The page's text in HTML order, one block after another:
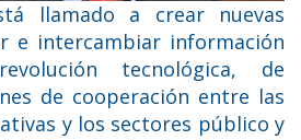
llamado a crear nuevas
e intercambiar información
tecnológica, de
de cooperación entre las
y los sectores público y